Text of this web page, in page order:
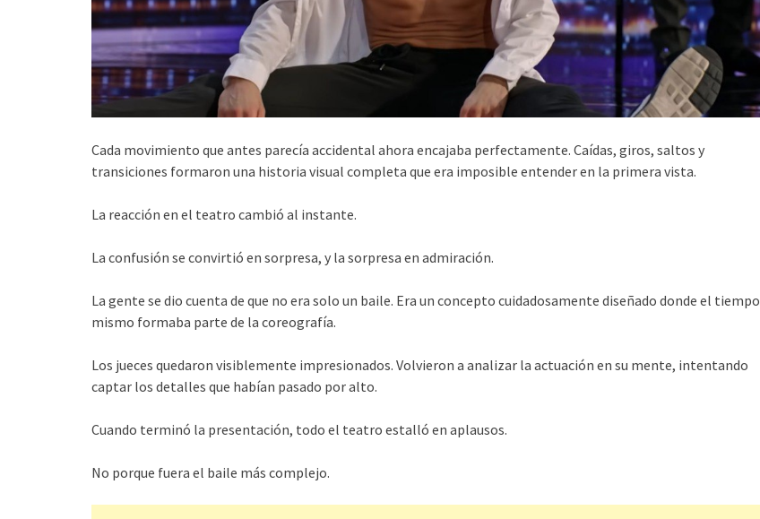
Cada movimiento que antes parecía accidental ahora encajaba perfectamente. Caídas, giros, saltos y
transiciones formaron una historia visual completa que era imposible entender en la primera vista.
La reacción en el teatro cambió al instante.
La confusión se convirtió en sorpresa, y la sorpresa en admiración.
La gente se dio cuenta de que no era solo un baile. Era un concepto cuidadosamente diseñado donde el tiempo
mismo formaba parte de la coreografía.
Los jueces quedaron visiblemente impresionados. Volvieron a analizar la actuación en su mente, intentando
captar los detalles que habían pasado por alto.
Cuando terminó la presentación, todo el teatro estalló en aplausos.
No porque fuera el baile más complejo.